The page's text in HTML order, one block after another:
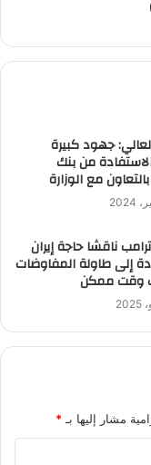
جهود كبيرة
من بنك
مع الوزارة
ناقشا حاجة إيران
إلى طاولة المفاوضات
وقت ممكن
مشار إليها بـ *